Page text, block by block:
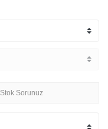
Stok Sorunuz